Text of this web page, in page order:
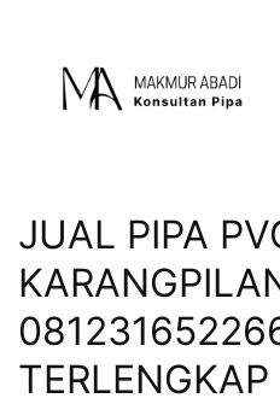
JUAL PIPA
081231652266
TERLENGKAP